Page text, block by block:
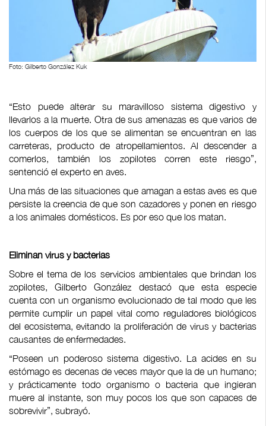
Foto: Gilberto González Kuk
“Esto puede alterar su maravilloso sistema digestivo y
llevarlos a la muerte. Otra de sus amenazas es que varios de
los cuerpos de los que se alimentan se encuentran en las
carreteras, producto de atropellamientos. Al descender a
comerlos, también los zopilotes corren este riesgo”,
sentenció el experto en aves.
Una más de las situaciones que amagan a estas aves es que
persiste la creencia de que son cazadores y ponen en riesgo
a los animales domésticos. Es por eso que los matan.
Eliminan virus y bacterias
Sobre el tema de los servicios ambientales que brindan los
zopilotes, Gilberto González destacó que esta especie
cuenta con un organismo evolucionado de tal modo que les
permite cumplir un papel vital como reguladores biológicos
del ecosistema, evitando la proliferación de virus y bacterias
causantes de enfermedades.
“Poseen un poderoso sistema digestivo. La acides en su
estómago es decenas de veces mayor que la de un humano;
y prácticamente todo organismo o bacteria que ingieran
muere al instante, son muy pocos los que son capaces de
sobrevivir”, subrayó.